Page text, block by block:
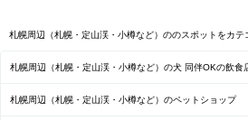
札幌周辺（札幌・定山渓・小樽など）ののスポットをカテ
札幌周辺（札幌・定山渓・小樽など）の犬 同伴OKの飲食
札幌周辺（札幌・定山渓・小樽など）のペットショップ